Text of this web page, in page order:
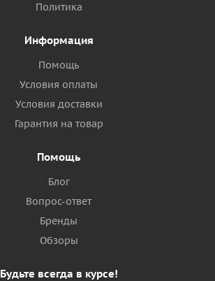
Политика
Информация
Помощь
Условия оплаты
Условия доставки
Гарантия на товар
Помощь
Блог
Вопрос-ответ
Бренды
Обзоры
Будьте всегда в курсе!